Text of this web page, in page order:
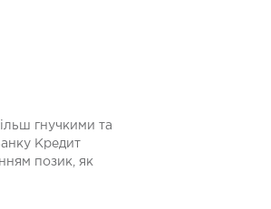
гнучкими та
Кредит
позик, як